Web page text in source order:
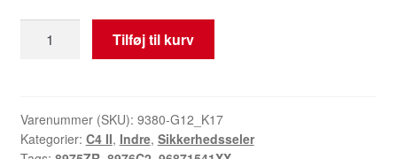
Sikkerhedssele
B7
96871541XX
Tilføj til kurv
Varenummer (SKU): 9380-G12_K17
Kategorier: C4 II, Indre, Sikkerhedsseler